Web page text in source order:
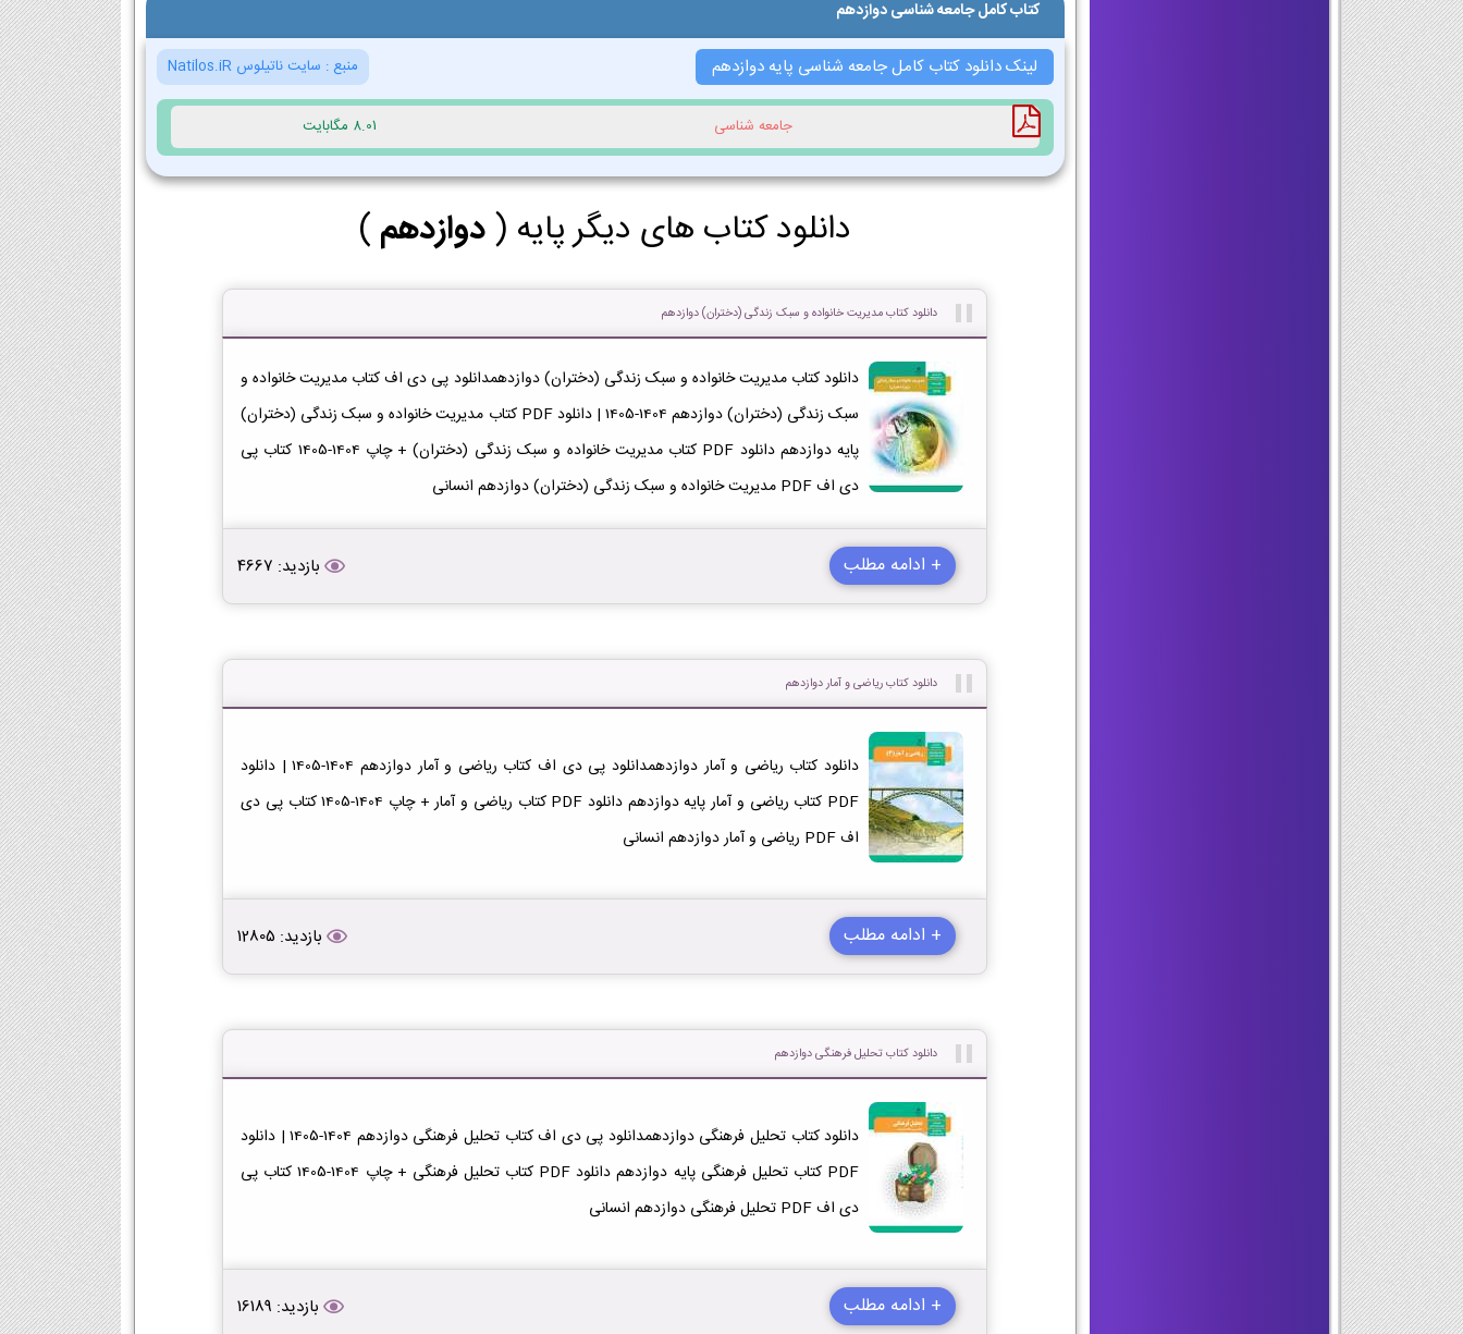
کتاب کامل جامعه شناسی دوازدهم
لینک دانلود کتاب کامل جامعه شناسی پایه دوازدهم منبع : سایت ناتیلوس Natilos.iR
جامعه شناسی 8.01 مگابایت
دانلود کتاب های دیگر پایه (دوازدهم )
دانلود کتاب مدیریت خانواده و سبک زندگی (دختران) دوازدهم
دانلود کتاب مدیریت خانواده و سبک زندگی (دختران) دوازدهمدانلود پی دی اف کتاب مدیریت خانواده و
سبک زندگی (دختران) دوازدهم 1404-1405 | دانلود PDF کتاب مدیریت خانواده و سبک زندگی (دختران)
پایه دوازدهم دانلود PDF کتاب مدیریت خانواده و سبک زندگی (دختران) + چاپ 1404-1405 کتاب پی
دی اف PDF مدیریت خانواده و سبک زندگی (دختران) دوازدهم انسانی
+ ادامه مطلب بازدید: 4667
دانلود کتاب ریاضی و آمار دوازدهم
دانلود کتاب ریاضی و آمار دوازدهمدانلود پی دی اف کتاب ریاضی و آمار دوازدهم 1404-1405 | دانلود
PDF کتاب ریاضی و آمار پایه دوازدهم دانلود PDF کتاب ریاضی و آمار + چاپ 1404-1405 کتاب پی دی
اف PDF ریاضی و آمار دوازدهم انسانی
+ ادامه مطلب بازدید: 12805
دانلود کتاب تحلیل فرهنگی دوازدهم
دانلود کتاب تحلیل فرهنگی دوازدهمدانلود پی دی اف کتاب تحلیل فرهنگی دوازدهم 1404-1405 | دانلود
PDF کتاب تحلیل فرهنگی پایه دوازدهم دانلود PDF کتاب تحلیل فرهنگی + چاپ 1404-1405 کتاب پی
دی اف PDF تحلیل فرهنگی دوازدهم انسانی
+ ادامه مطلب بازدید: 16189